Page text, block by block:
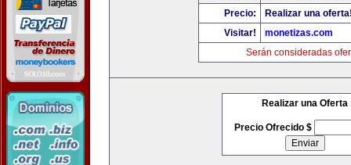
Precio:
Realizar una
Visitar!
monetizas.com
Serán consideradas
Realizar una Oferta
Precio Ofrecido $